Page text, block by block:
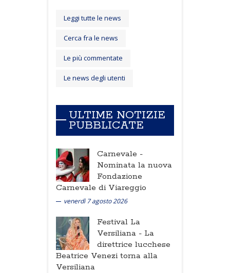
Leggi tutte le news
Cerca fra le news
Le più commentate
Le news degli utenti
ULTIME NOTIZIE
PUBBLICATE
Carnevale -
Nominata la nuova
Fondazione
Carnevale di Viareggio
venerdì 7 agosto 2026
Festival La
Versiliana - La
direttrice lucchese
Beatrice Venezi torna alla
Versiliana